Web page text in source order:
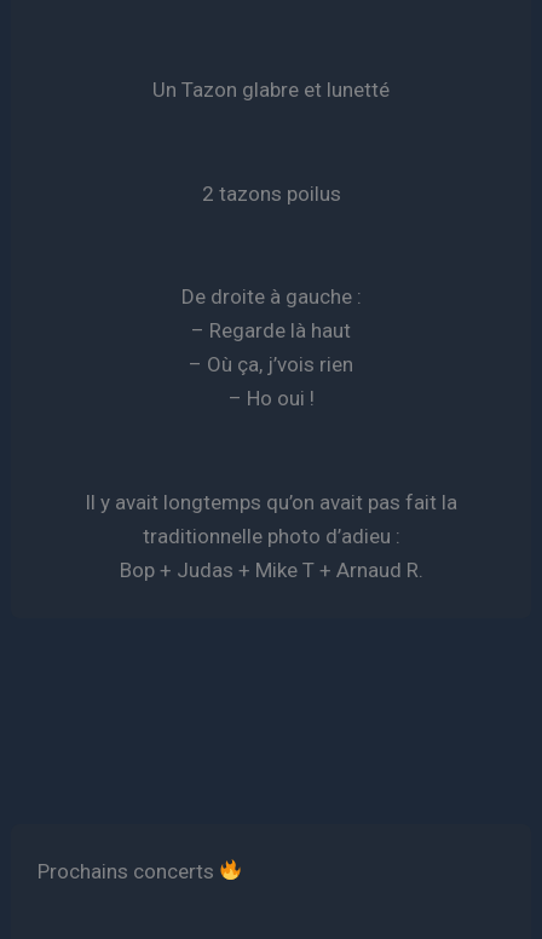
Un Tazon glabre et lunetté
2 tazons poilus
De droite à gauche :
– Regarde là haut
– Où ça, j’vois rien
– Ho oui !
Il y avait longtemps qu’on avait pas fait la
traditionnelle photo d’adieu :
Bop + Judas + Mike T + Arnaud R.
Prochains concerts